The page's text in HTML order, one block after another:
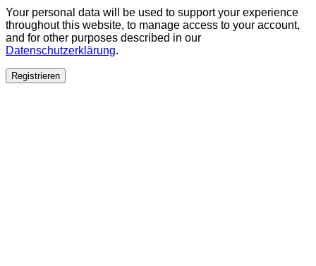
Your personal data will be used to support your experience
throughout this website, to manage access to your account,
and for other purposes described in our
Datenschutzerklärung.
Registrieren